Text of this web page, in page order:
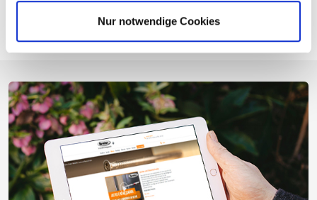
Nur notwendige Cookies